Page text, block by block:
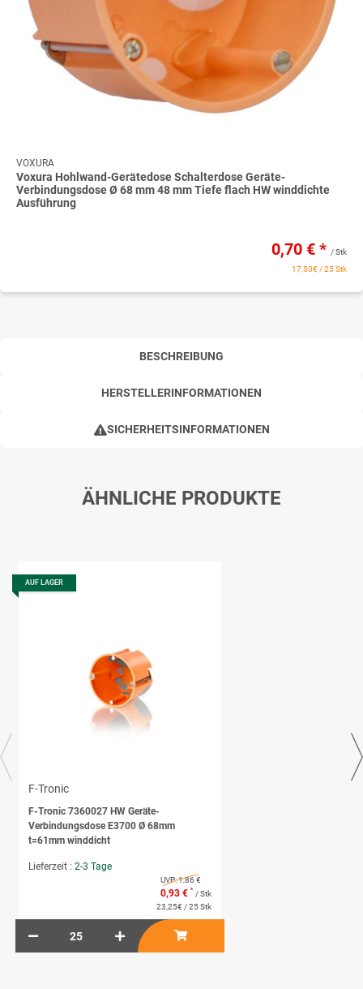
VOXURA
Voxura Hohlwand-Gerätedose Schalterdose Geräte-
Verbindungsdose Ø 68 mm 48 mm Tiefe flach HW winddichte
Ausführung
0,70 € * / Stk
17,50€ / 25 Stk
BESCHREIBUNG
HERSTELLERINFORMATIONEN
SICHERHEITSINFORMATIONEN
ÄHNLICHE PRODUKTE
AUF LAGER
F-Tronic
F-Tronic 7360027 HW Geräte-
Verbindungsdose E3700 Ø 68mm
t=61mm winddicht
Lieferzeit : 2-3 Tage
UVP:1,86 €
0,93 € * / Stk
23,25€ / 25 Stk